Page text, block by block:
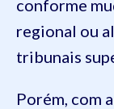
conforme
regional ou
tribunais
Porém, com